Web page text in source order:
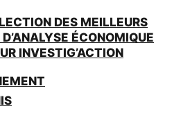
DES MEILLEURS
ÉCONOMIQUE
INVESTIG’ACTION